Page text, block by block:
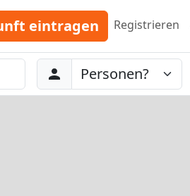
eintragen Registrieren
Abreise
Personen